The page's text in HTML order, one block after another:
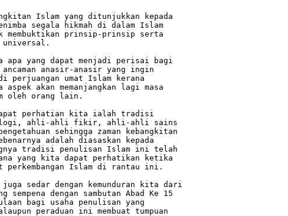
Islam yang ditunjukkan kepada
segala hikmah di dalam Islam
membuktikan prinsip-prinsip serta
universal.
yang dapat menjadi perisai bagi
anasir-anasir yang ingin
perjuangan umat Islam kerana
aspek akan memanjangkan lagi masa
oleh orang lain.
perhatian kita ialah tradisi
ahli-ahli fikir, ahli-ahli sains
sehingga zaman kebangkitan
adalah diasaskan kepada
tradisi penulisan Islam ini telah
yang kita dapat perhatikan ketika
perkembangan Islam di rantau ini.
sedar dengan kemunduran kita dari
dengan sambutan Abad Ke 15
bagi usaha penulisan yang
peraduan ini membuat tumpuan